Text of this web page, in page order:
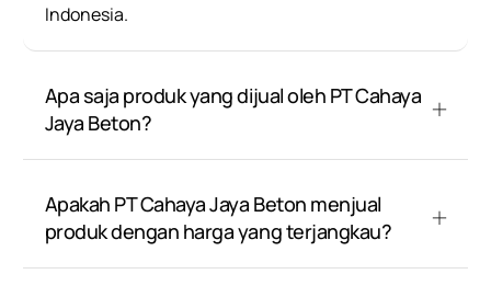
Indonesia.
Apa saja produk yang dijual oleh PT Cahaya
Jaya Beton?
Apakah PT Cahaya Jaya Beton menjual
produk dengan harga yang terjangkau?